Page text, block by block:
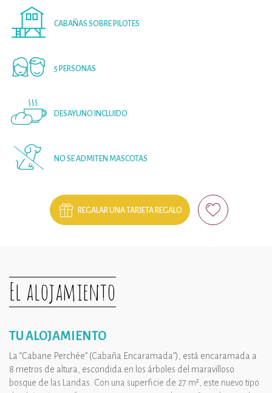
CABAÑAS SOBRE PILOTES
5 PERSONAS
DESAYUNO INCLUIDO
NO SE ADMITEN MASCOTAS
REGALAR UNA TARJETA REGALO
El alojamiento
TU ALOJAMIENTO
La “Cabane Perchée” (Cabaña Encaramada”), está encaramada a
8 metros de altura, escondida en los árboles del maravilloso
bosque de las Landas. Con una superficie de 27 m², este nuevo tipo